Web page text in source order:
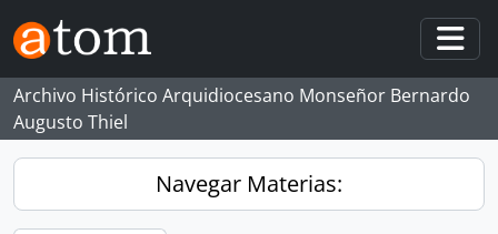
Skip to main content
Archivo Histórico Arquidiocesano Monseñor Bernardo
Augusto Thiel
Navegar Materias: